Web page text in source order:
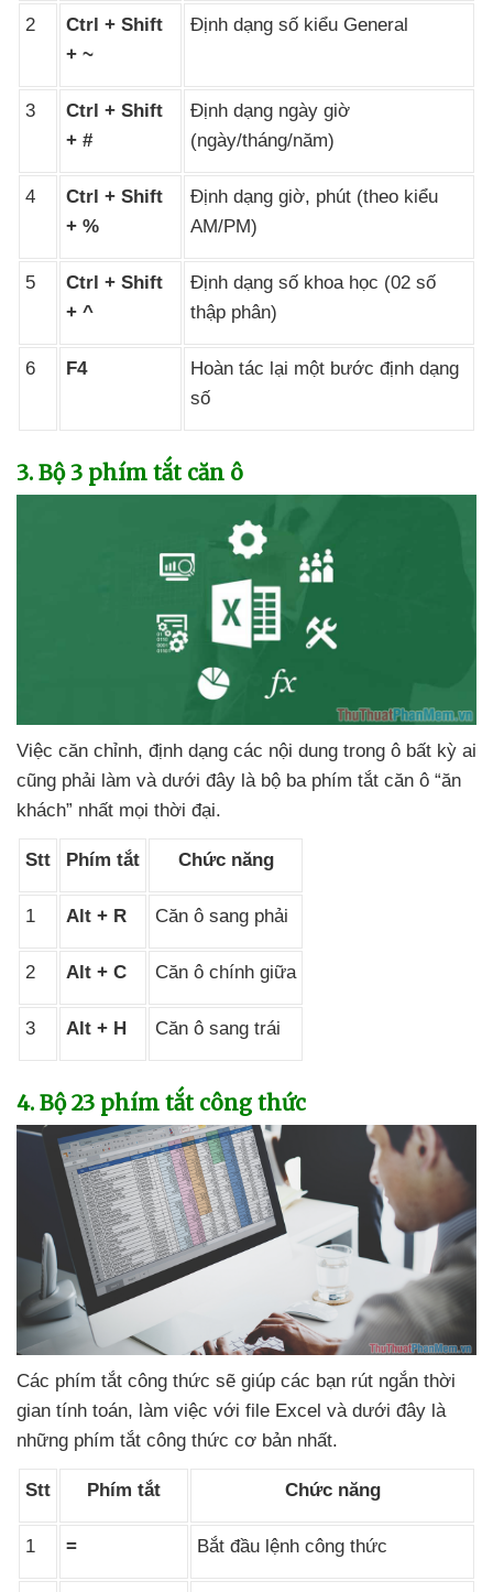
2
Ctrl + Shift
+ ~
Định dạng số kiểu General
3
Ctrl + Shift
+ #
Định dạng ngày giờ
(ngày/tháng/năm)
4
Ctrl + Shift
+ %
Định dạng giờ, phút (theo kiểu
AM/PM)
5
Ctrl + Shift
+ ^
Định dạng số khoa học (02 số
thập phân)
6 F4
Hoàn tác lại một bước định dạng
số
3. Bộ 3 phím tắt căn ô
Việc căn chỉnh, định dạng các nội dung trong ô bất kỳ ai
cũng phải làm và dưới đây là bộ ba phím tắt căn ô “ăn
khách” nhất mọi thời đại.
Stt Phím tắt Chức năng
1 Alt + R Căn ô sang phải
2 Alt + C Căn ô chính giữa
3 Alt + H Căn ô sang trái
4. Bộ 23 phím tắt công thức
Các phím tắt công thức sẽ giúp các bạn rút ngắn thời
gian tính toán, làm việc với file Excel và dưới đây là
những phím tắt công thức cơ bản nhất.
Stt Phím tắt Chức năng
1 = Bắt đầu lệnh công thức